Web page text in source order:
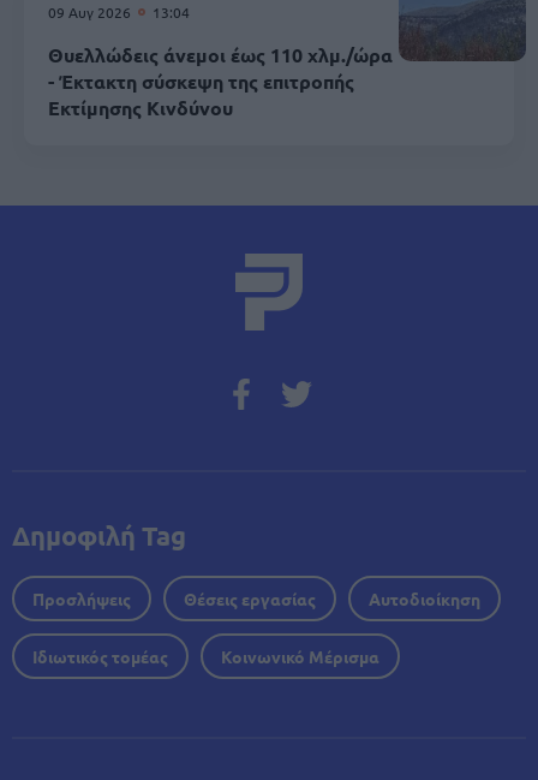
09 Αυγ 2026 13:04
Θυελλώδεις άνεμοι έως 110 χλμ./ώρα
- Έκτακτη σύσκεψη της επιτροπής
Εκτίμησης Κινδύνου
Δημοφιλή Tag
Προσλήψεις Θέσεις εργασίας Αυτοδιοίκηση
Ιδιωτικός τομέας Κοινωνικό Μέρισμα